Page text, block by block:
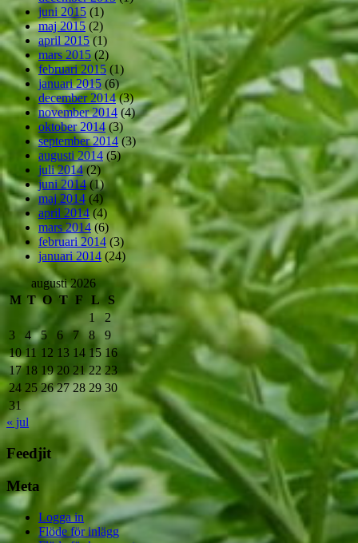
juni 2015 (1)
maj 2015 (2)
april 2015(1)
mars 2015(2)
februari 2015 (1)
januari 2015 (6)
december 2014(3)
november 2014(4)
oktober 2014(3)
september 2014(3)
augusti 2014 (5)
juli 2014(2)
juni 2014(1)
maj 2014 (4)
april 2014(4)
mars 2014 (6)
februari 2014 (3)
januari 2014 (24)
augusti 2026
M T O T F L
S
1
2
3
4 5 6 7 8
9
10 11 12 13 14 15 16
17 18 19 20 21 22 23
24 25 26 27 28 29 30
31
« jul
Feedjit
Meta
Logga in
Flöde för inlägg